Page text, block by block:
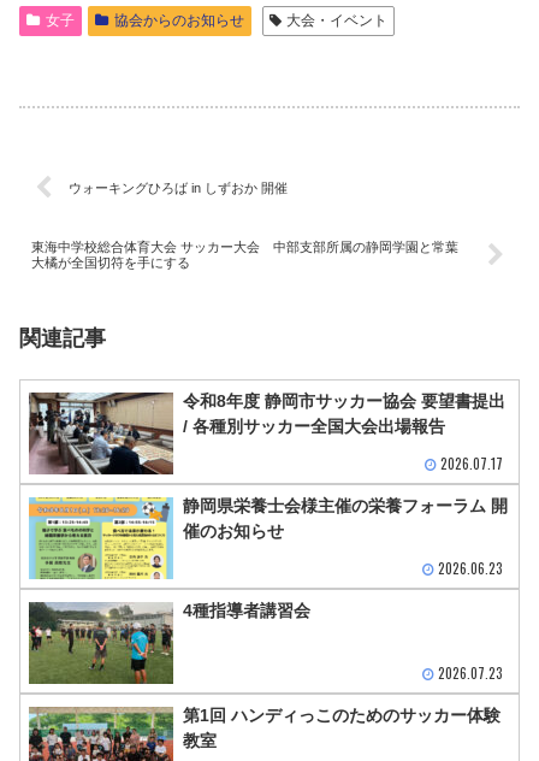
女子 協会からのお知らせ 大会・イベント
ウォーキングひろば in しずおか 開催
東海中学校総合体育大会 サッカー大会 中部支部所属の静岡学園と常葉
大橘が全国切符を手にする
関連記事
令和8年度 静岡市サッカー協会 要望書提出
/ 各種別サッカー全国大会出場報告
2026.07.17
静岡県栄養士会様主催の栄養フォーラム 開
催のお知らせ
2026.06.23
4種指導者講習会
2026.07.23
第1回 ハンディっこのためのサッカー体験
教室